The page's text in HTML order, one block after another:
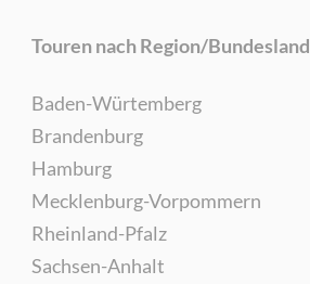
Touren nach Region/Bundesland
Baden-Würtemberg
Brandenburg
Hamburg
Mecklenburg-Vorpommern
Rheinland-Pfalz
Sachsen-Anhalt